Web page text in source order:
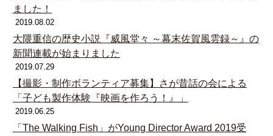
ました！
2019.08.02
大隈重信の歴史小説『威風堂々 ～幕末佐賀風雲録～』の
新聞連載が始まりました
2019.07.29
【撮影・制作ボランティア募集】さが昔話の会による
「子ども製作体験『映画を作ろう！』」
2019.06.25
「The Walking Fish」がYoung Director Award 2019受